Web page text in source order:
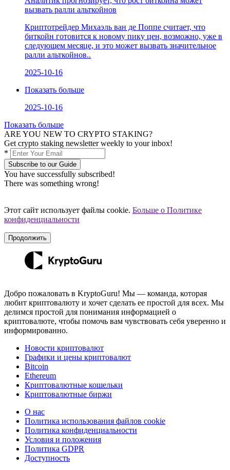
вызвать ралли альткойнов
Криптотрейдер Михаэль ван де Поппе считает, что
биткойн готовится к новому пику цен, возможно, уже в
следующем месяце, и это может вызвать значительное
ралли альткойнов..
2025-10-16
Показать больше
2025-10-16
Показать больше
ARE YOU NEW TO CRYPTO STAKING?
Get crypto staking newsletter weekly to your inbox!
*
Subscribe to our Guide
You have successfully subscribed!
There was something wrong!
Этот сайт использует файлы cookie. Больше о Политике
конфиденциальности
Продолжить
Добро пожаловать в KryptoGuru! Мы — команда, которая
любит криптовалюту и хочет сделать ее простой для всех. Мы
делимся простой для понимания информацией о
криптовалюте, чтобы помочь вам чувствовать себя уверенно и
информированно.
Новости криптовалют
Графики и цены криптовалют
Bitcoin
Ethereum
Криптовалютные кошельки
Криптовалютные биржи
О нас
Политика использования файлов cookie
Политика конфиденциальности
Условия и положения
Политика GDPR
Доступность